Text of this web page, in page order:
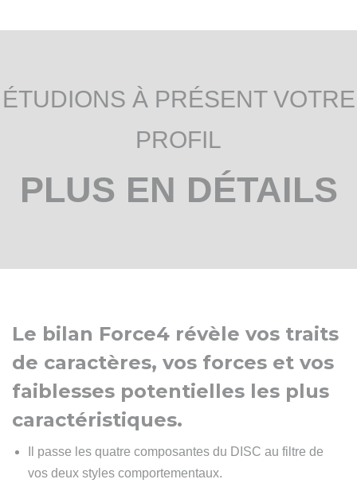
ÉTUDIONS À PRÉSENT VOTRE
PROFIL
PLUS EN DÉTAILS
Le bilan Force4 révèle vos traits
de caractères, vos forces et vos
faiblesses potentielles les plus
caractéristiques.
Il passe les quatre composantes du DISC au filtre de
vos deux styles comportementaux.